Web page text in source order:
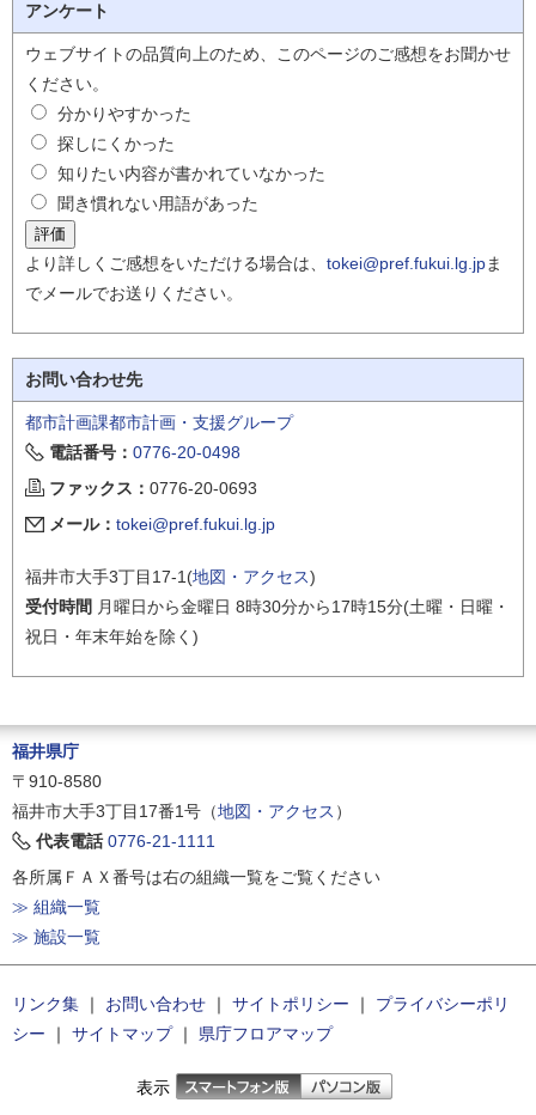
アンケート
ウェブサイトの品質向上のため、このページのご感想をお聞かせ
ください。
分かりやすかった
探しにくかった
知りたい内容が書かれていなかった
聞き慣れない用語があった
より詳しくご感想をいただける場合は、 tokei@pref.fukui.lg.jpま
でメールでお送りください。
お問い合わせ先
都市計画課都市計画・支援グループ
電話番号： 0776-20-0498
ファックス： 0776-20-0693
メール： tokei@pref.fukui.lg.jp
福井市大手3丁目17-1(地図・アクセス)
受付時間 月曜日から金曜日 8時30分から17時15分(土曜・日曜・
祝日・年末年始を除く)
福井県庁
〒910-8580
福井市大手3丁目17番1号（地図・アクセス ）
代表電話 0776-21-1111
各所属ＦＡＸ番号は右の組織一覧をご覧ください
≫ 組織一覧
≫ 施設一覧
リンク集 ｜ お問い合わせ ｜ サイトポリシー ｜
プライバシーポリ
シー ｜ サイトマップ｜ 県庁フロアマップ
表示